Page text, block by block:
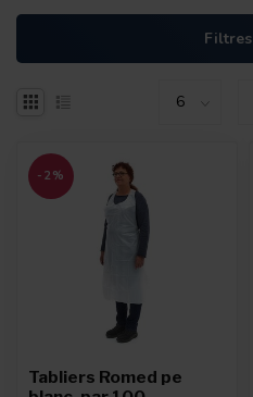
Filtres
-2%
Tabliers Romed pe